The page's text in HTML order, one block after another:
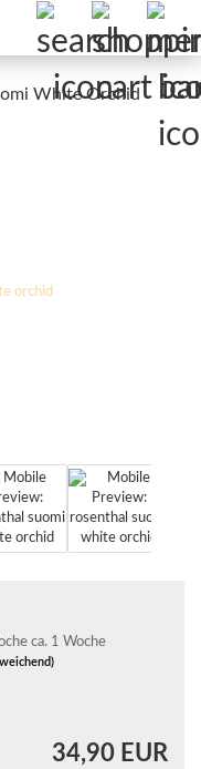
White Orchid
ca. 1 Woche
34,90 EUR